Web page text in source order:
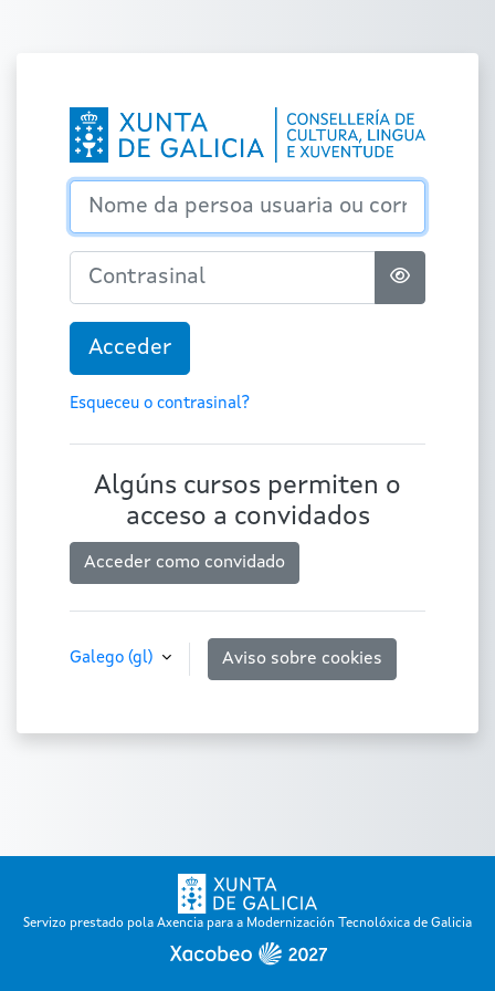
Acceder a
Acceder
Esqueceu o contrasinal?
Algúns cursos permiten o
acceso a convidados
Acceder como convidado
Galego ‎(gl)‎ Aviso sobre cookies
Servizo prestado pola Axencia para a Modernización Tecnolóxica de Galicia